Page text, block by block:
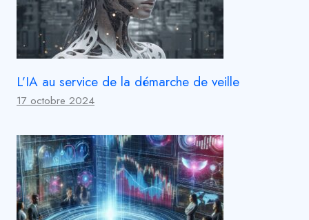
L’IA au service de la démarche de veille
17 octobre 2024